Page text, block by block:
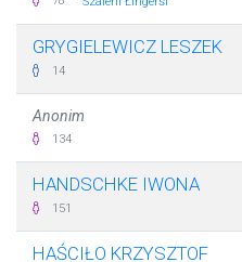
GRYGIELEWICZ LESZEK
14
Anonim
134
HANDSCHKE IWONA
151
HAŚCIŁO KRZYSZTOF